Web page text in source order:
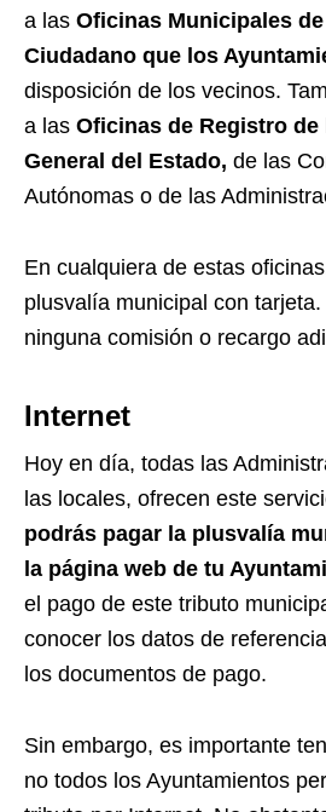
a las Oficinas Municipales de
Ciudadano que los
disposición de los vecinos.
a las Oficinas de Registro
General del Estado, de las
Autónomas o de las
En cualquiera de estas
plusvalía municipal con
ninguna comisión o recargo
Internet
Hoy en día, todas las
las locales, ofrecen este
podrás pagar la plusvalía
la página web de tu
el pago de este tributo
conocer los datos de
los documentos de pago.
Sin embargo, es importante
no todos los Ayuntamientos